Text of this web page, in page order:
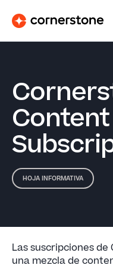
Content
HOJA INFORMATIVA
Las suscripciones
una mezcla de